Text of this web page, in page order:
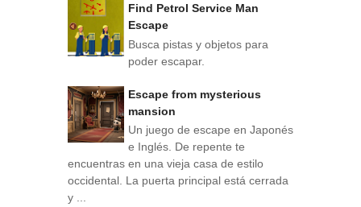
Find Petrol Service Man
Escape
Busca pistas y objetos para
poder escapar.
Escape from mysterious
mansion
Un juego de escape en Japonés
e Inglés. De repente te
encuentras en una vieja casa de estilo
occidental. La puerta principal está cerrada
y ...